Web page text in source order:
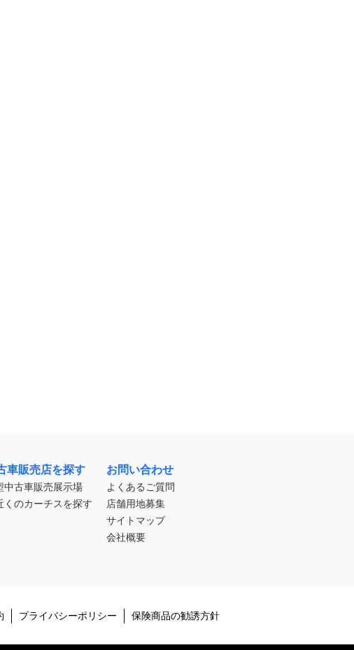
車販売店を探す
中古車販売展示場
くのカーチスを探す
お問い合わせ
よくあるご質問
店舗用地募集
サイトマップ
会社概要
プライバシーポリシー 保険商品の勧誘方針